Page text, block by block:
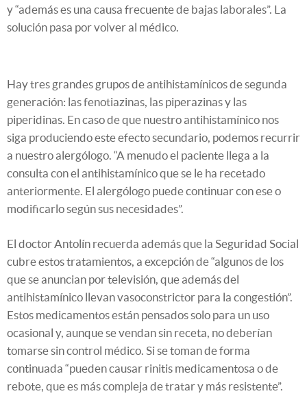
y “además es una causa frecuente de bajas laborales”. La
solución pasa por volver al médico.
Hay tres grandes grupos de antihistamínicos de segunda
generación: las fenotiazinas, las piperazinas y las
piperidinas. En caso de que nuestro antihistamínico nos
siga produciendo este efecto secundario, podemos recurrir
a nuestro alergólogo. “A menudo el paciente llega a la
consulta con el antihistamínico que se le ha recetado
anteriormente. El alergólogo puede continuar con ese o
modificarlo según sus necesidades”.
El doctor Antolín recuerda además que la Seguridad Social
cubre estos tratamientos, a excepción de “algunos de los
que se anuncian por televisión, que además del
antihistamínico llevan vasoconstrictor para la congestión”.
Estos medicamentos están pensados solo para un uso
ocasional y, aunque se vendan sin receta, no deberían
tomarse sin control médico. Si se toman de forma
continuada “pueden causar rinitis medicamentosa o de
rebote, que es más compleja de tratar y más resistente”.